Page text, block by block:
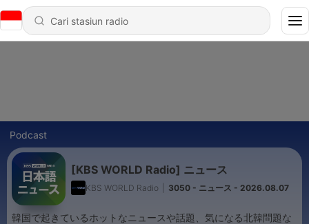
Podcast
[KBS WORLD Radio] ニュース
KBS WORLD Radio 3050 - ニュース - 2026.08.07
韓国で起きているホットなニュースや話題、気になる北韓問題な